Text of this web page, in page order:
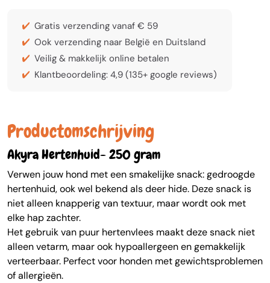
Gratis verzending vanaf € 59
Ook verzending naar België en Duitsland
Veilig & makkelijk online betalen
Klantbeoordeling: 4,9 (135+ google reviews)
Productomschrijving
Akyra Hertenhuid- 250 gram
Verwen jouw hond met een smakelijke snack: gedroogde
hertenhuid, ook wel bekend als deer hide. Deze snack is
niet alleen knapperig van textuur, maar wordt ook met
elke hap zachter.
Het gebruik van puur hertenvlees maakt deze snack niet
alleen vetarm, maar ook hypoallergeen en gemakkelijk
verteerbaar. Perfect voor honden met gewichtsproblemen
of allergieën.